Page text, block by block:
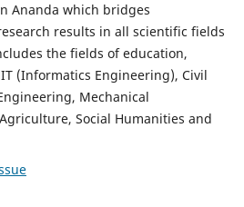
Ananda which bridges
results in all scientific fields
the fields of education,
(Informatics Engineering), Civil
Mechanical
Social Humanities and